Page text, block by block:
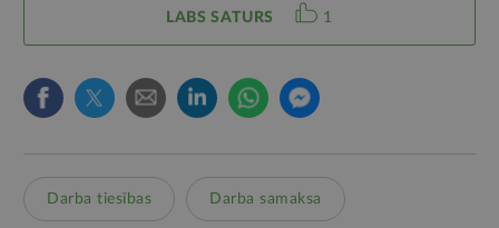
LABS SATURS 1
Darba tiesības Darba samaksa